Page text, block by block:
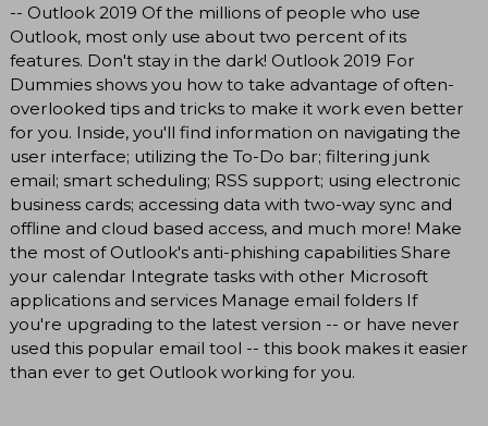
-- Outlook 2019 Of the millions of people who use
Outlook, most only use about two percent of its
features. Don't stay in the dark! Outlook 2019 For
Dummies shows you how to take advantage of often-
overlooked tips and tricks to make it work even better
for you. Inside, you'll find information on navigating the
user interface; utilizing the To-Do bar; filtering junk
email; smart scheduling; RSS support; using electronic
business cards; accessing data with two-way sync and
offline and cloud based access, and much more! Make
the most of Outlook's anti-phishing capabilities Share
your calendar Integrate tasks with other Microsoft
applications and services Manage email folders If
you're upgrading to the latest version -- or have never
used this popular email tool -- this book makes it easier
than ever to get Outlook working for you.